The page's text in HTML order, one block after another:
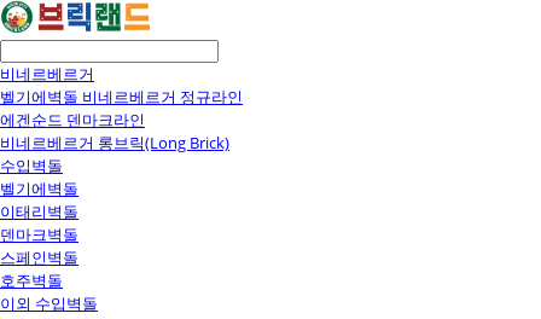
비네르베르거
벨기에벽돌 비네르베르거 정규라인
에겐순드 덴마크라인
비네르베르거 롱브릭(Long Brick)
수입벽돌
벨기에벽돌
이태리벽돌
덴마크벽돌
스페인벽돌
호주벽돌
이외 수입벽돌